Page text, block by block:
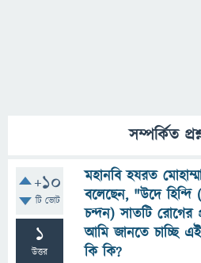
সম্পর্কিত
+10
টি ভোট
1
উত্তর
মহানবি হযরত
বলেছেন, "উদে হিন্দি
চন্দন) সাতটি রোগের
আমি জানতে চাচ্ছি
কি কি?